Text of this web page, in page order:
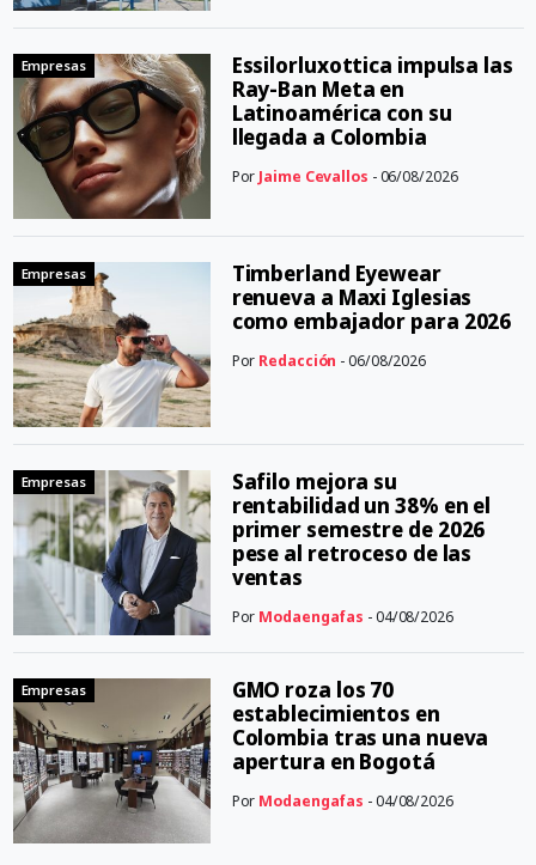
Empresas
Essilorluxottica impulsa las
Ray-Ban Meta en
Latinoamérica con su
llegada a Colombia
Por Jaime Cevallos - 06/08/2026
Empresas
Timberland Eyewear
renueva a Maxi Iglesias
como embajador para 2026
Por Redacción - 06/08/2026
Empresas
Safilo mejora su
rentabilidad un 38% en el
primer semestre de 2026
pese al retroceso de las
ventas
Por Modaengafas - 04/08/2026
Empresas
GMO roza los 70
establecimientos en
Colombia tras una nueva
apertura en Bogotá
Por Modaengafas - 04/08/2026